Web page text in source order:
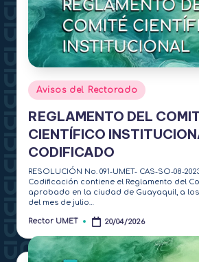
Publicado
en
Avisos del Rectorado
REGLAMENTO DEL
CIENTÍFICO
CODIFICADO
RESOLUCIÓN No. 091-UMET- CAS-SO-08-
Codificación contiene el Reglamento del
aprobado en la ciudad de Guayaquil, a los
del mes de julio…
Publicado
Rector UMET 20/04/2026